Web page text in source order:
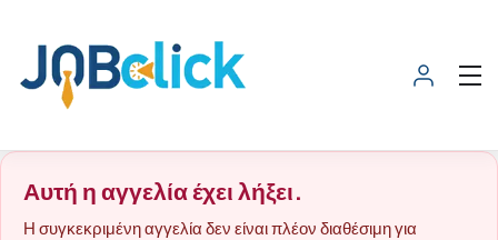
Αυτή η αγγελία έχει λήξει.
Η συγκεκριμένη αγγελία δεν είναι πλέον διαθέσιμη για